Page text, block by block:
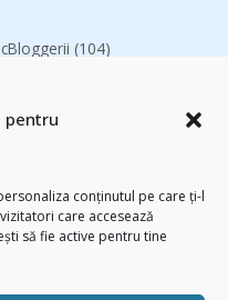
pentru
conținutul pe care ți-l
care accesează
să fie active pentru tine
(104)
Initiative
brand personal
league
chinezu
(24)cristian china birta